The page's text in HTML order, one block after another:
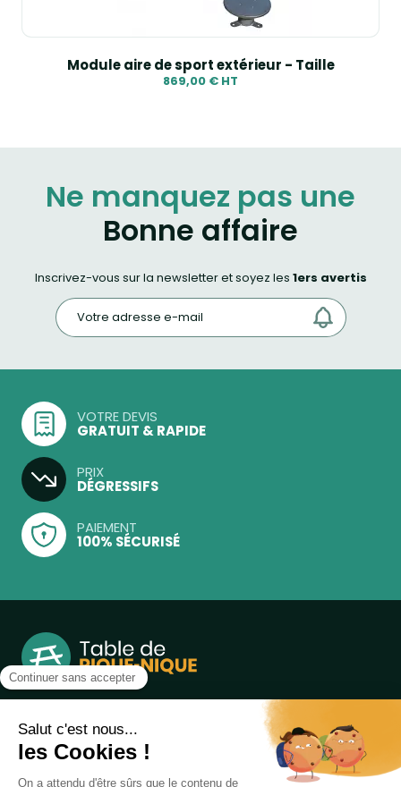
Module aire de sport extérieur - Taille
869,00 € HT
Ne manquez pas une
Bonne affaire
Inscrivez-vous sur la newsletter et soyez les 1ers avertis
VOTRE DEVIS
GRATUIT & RAPIDE
PRIX
DÉGRESSIFS
PAIEMENT
100% SÉCURISÉ
Notre boutique, spécialisée dans la vente de table de
pique-nique et de plein air, est principalement adressée
aux collectvités, aux entreprises privées et publiques et au
associations.